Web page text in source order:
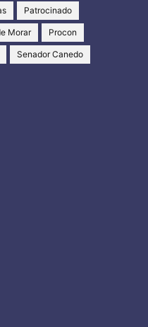
Patrocinado
Morar Procon
Senador Canedo